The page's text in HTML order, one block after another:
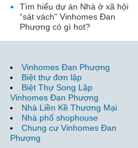
Tìm hiểu dự án Nhà ở xã hội
“sát vách” Vinhomes Đan
Phượng có gì hot?
Vinhomes Đan Phượng
Biệt thự đơn lập
Biệt Thự Song Lập
Vinhomes Đan Phượng
Nhà Liền Kề Thương Mại
Nhà phố shophouse
Chung cư Vinhomes Đan
Phượng